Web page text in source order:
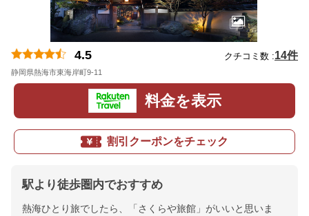
4.5 クチコミ数 :14件
静岡県熱海市東海岸町9-11
料金を表示
割引クーポンをチェック
駅より徒歩圏内でおすすめ
熱海ひとり旅でしたら、「さくらや旅館」がいいと思いま